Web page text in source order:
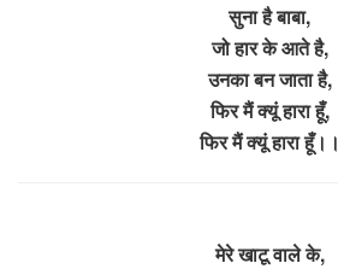
सुना है बाबा,
जो हार के आते है,
उनका बन जाता है,
फिर मैं क्यूं हारा हूँ,
फिर मैं क्यूं हारा हूँ।।
मेरे खाटू वाले के,